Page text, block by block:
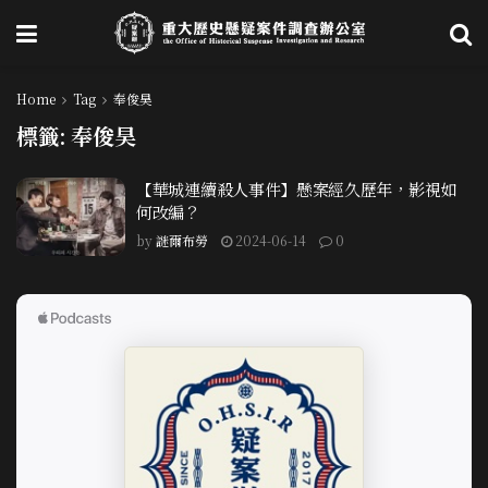
Home Tag 奉俊昊
標籤:奉俊昊
【華城連續殺人事件】懸案經久歷年，影視如
何改編？
by謎爾布勞 2024-06-14 0